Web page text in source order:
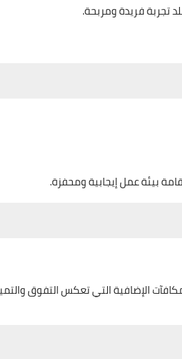
تجربة فريدة ومربحة.
بيئة عمل إيجابية ومحفزة.
الإضافية التي تعكس التفوق